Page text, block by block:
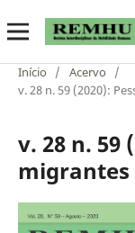
Início / Acervo
/
v. 28 n. 59 (2020):
v. 28 n. 59
migrantes